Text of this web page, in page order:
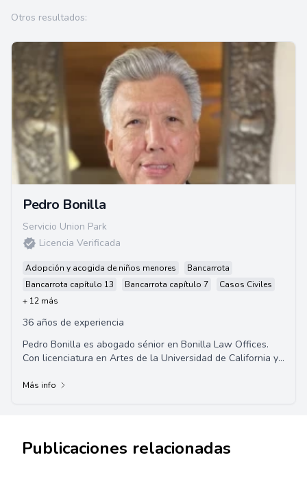
Otros resultados:
Pedro Bonilla
Servicio Union Park
Licencia Verificada
Adopción y acogida de niños menores
Bancarrota
Bancarrota capítulo 13
Bancarrota capítulo 7
Casos Civiles
+ 12 más
36 años de experiencia
Pedro Bonilla es abogado sénior en Bonilla Law Offices.
Con licenciatura en Artes de la Universidad de California y
Más info
Publicaciones relacionadas